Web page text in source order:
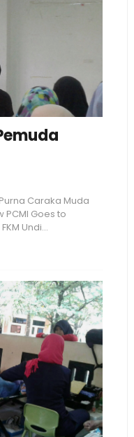
Caraka Muda
Goes to
Undi...